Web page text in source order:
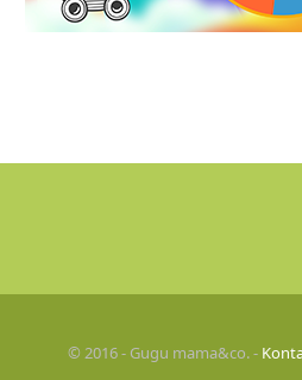
© 2016 - Gugu mama&co. -